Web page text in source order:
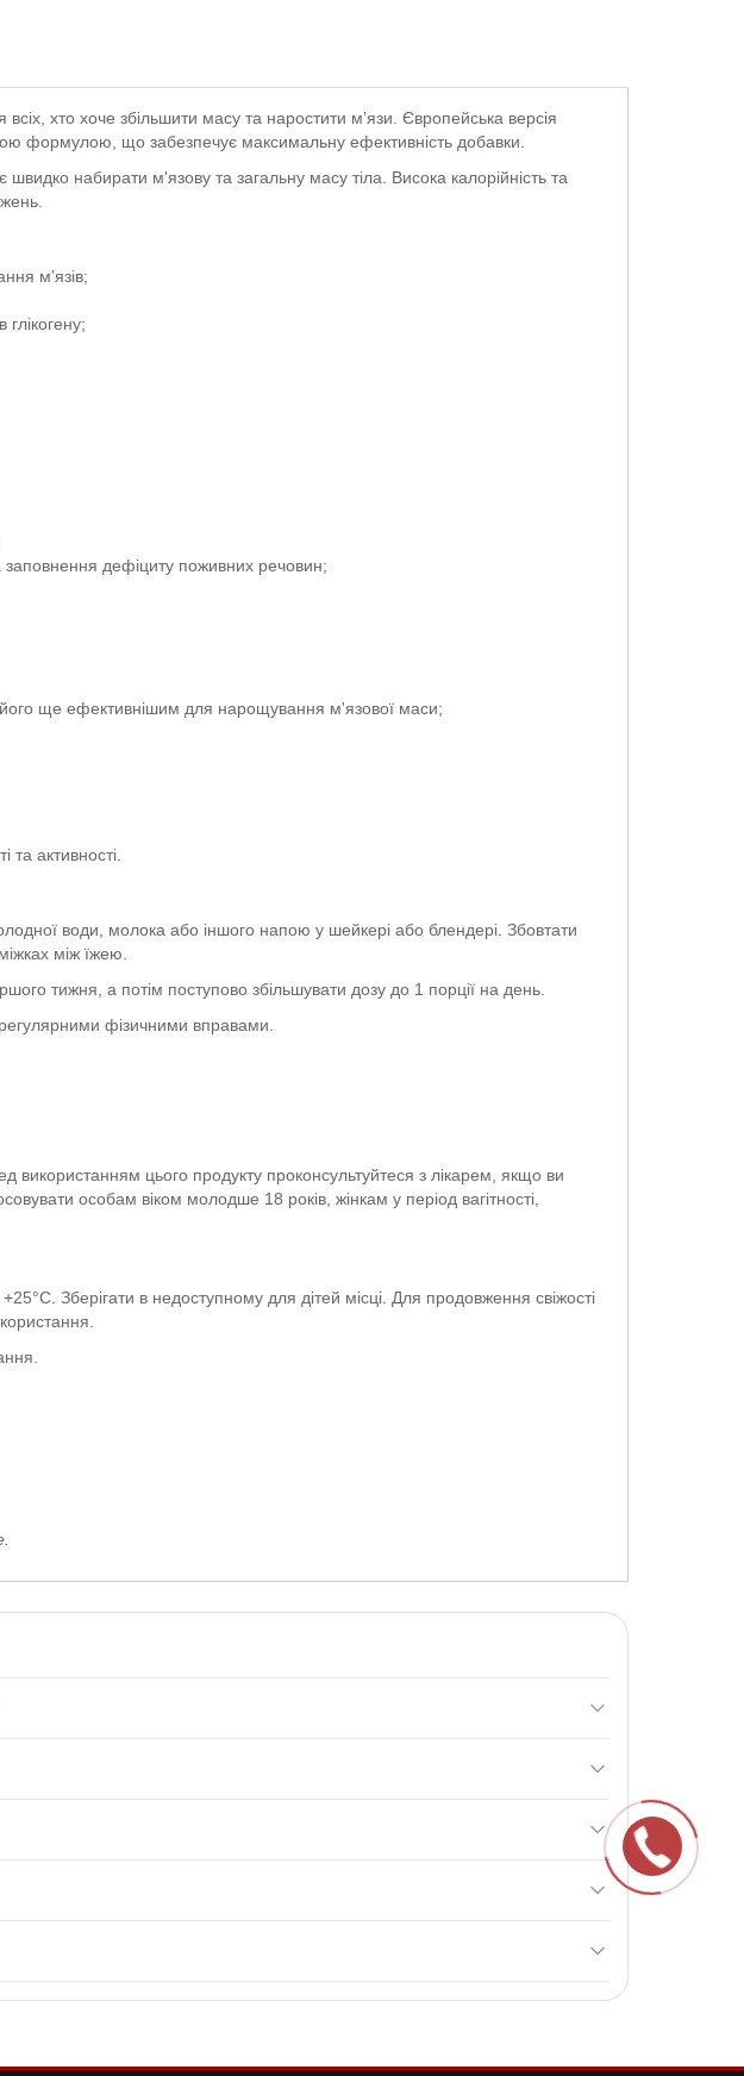
хто хоче збільшити масу та наростити м’язи. Європейська версія
формулою, що забезпечує максимальну ефективність добавки.
швидко набирати м'язову та загальну масу тіла. Висока калорійність та
м’язів;
заповнення дефіциту поживних речовин;
його ще ефективнішим для нарощування м'язової маси;
та активності.
води, молока або іншого напою у шейкері або блендері. Збовтати
між їжею.
тижня, а потім поступово збільшувати дозу до 1 порції на день.
фізичними вправами.
використанням цього продукту проконсультуйтеся з лікарем, якщо ви
особам віком молодше 18 років, жінкам у період вагітності,
Зберігати в недоступному для дітей місці. Для продовження свіжості
для набору м’язової маси.